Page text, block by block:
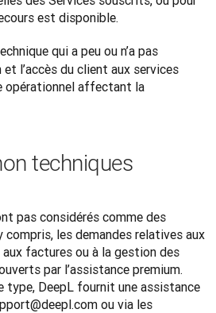
est disponible.
qui a peu ou n’a pas
l’accès du client aux services
opérationnel affectant la
techniques
pas considérés comme des
les demandes relatives aux
factures ou à la gestion des
par l’assistance premium.
type, DeepL fournit une assistance
ou via les